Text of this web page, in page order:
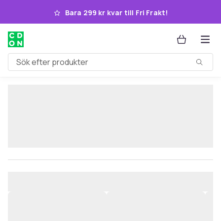
Hoppa till huvudinnehållet
Bara 299 kr kvar till Fri Frakt!
Sök efter produkter